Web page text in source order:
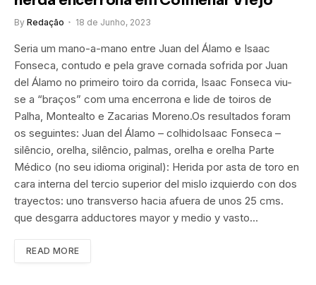
By Redação 18 de Junho, 2023
Seria um mano-a-mano entre Juan del Álamo e Isaac
Fonseca, contudo e pela grave cornada sofrida por Juan
del Álamo no primeiro toiro da corrida, Isaac Fonseca viu-
se a “braços” com uma encerrona e lide de toiros de
Palha, Montealto e Zacarias Moreno.Os resultados foram
os seguintes: Juan del Álamo – colhidoIsaac Fonseca –
silêncio, orelha, silêncio, palmas, orelha e orelha Parte
Médico (no seu idioma original): Herida por asta de toro en
cara interna del tercio superior del mislo izquierdo con dos
trayectos: uno transverso hacia afuera de unos 25 cms.
que desgarra adductores mayor y medio y vasto…
READ MORE